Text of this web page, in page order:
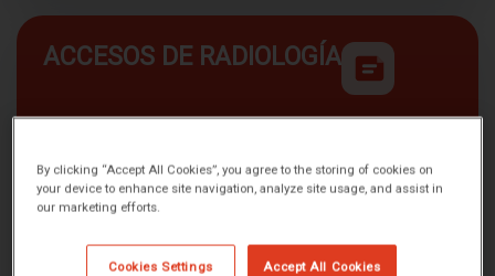
ACCESOS DE RADIOLOGÍA
By clicking “Accept All Cookies”, you agree to the storing of cookies on
your device to enhance site navigation, analyze site usage, and assist in
our marketing efforts.
Accept All Cookies
Cookies Settings